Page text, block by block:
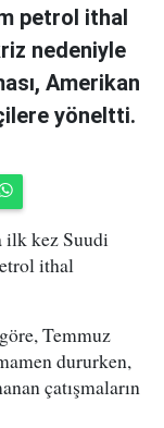
petrol ithal
nedeniyle
Amerikan
yöneltti.
ilk kez Suudi
ithal
Temmuz
dururken,
çatışmaların